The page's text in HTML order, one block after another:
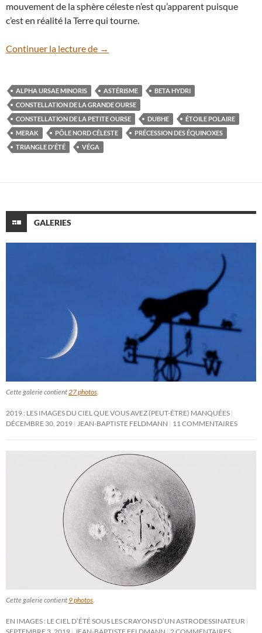
mouvement de la sphère céleste n’est qu’apparent puisque
c’est en réalité la Terre qui tourne.
Continuer la lecture de Astuce : comment repérer la célèbre
→
ALPHA URSAE MINORIS ASTÉRISME
BETA HYDRI
CONSTELLATION DE LA GRANDE OURSE
CONSTELLATION DE LA PETITE OURSE
DUBHE
ÉTOILE POLAIRE
MERAK
PÔLE NORD CÉLESTE
PRÉCESSION DES ÉQUINOXES
TRIANGLE D'ÉTÉ
VÉGA
GALERIES
Cette galerie contient 27 photos
2019 : LES IMAGES DU CIEL QUE VOUS AVEZ (PEUT-ÊTRE) MANQUÉES
DÉCEMBRE 30, 2019
JEAN-BAPTISTE FELDMANN 11 COMMENTAIRES
Cette galerie contient 9 photos
EN IMAGES : LE CIEL D’ÉTÉ SOUS LES CRAYONS D’UN ASTRODESSINATEUR